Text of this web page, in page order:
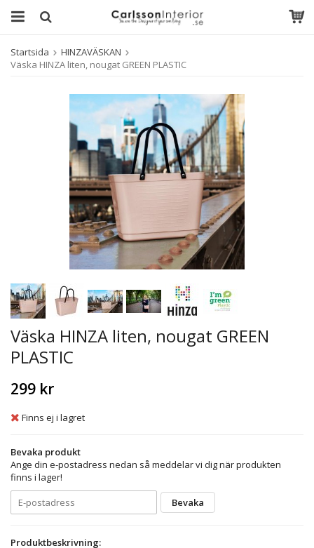
Startsida
HINZAVÄSKAN
Väska HINZA liten, nougat GREEN PLASTIC
Väska HINZA liten, nougat GREEN
PLASTIC
299 kr
Finns ej i lagret
Bevaka produkt
Ange din e-postadress nedan så meddelar vi dig när produkten
finns i lager!
Bevaka
Produktbeskrivning: